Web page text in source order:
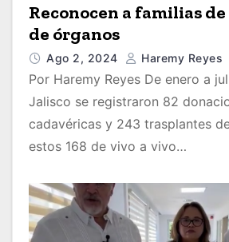
Reconocen a familias
de órganos
Ago 2, 2024 Haremy Reyes
Por Haremy Reyes De enero a
Jalisco se registraron 82
cadavéricas y 243 trasplantes
estos 168 de vivo a vivo…